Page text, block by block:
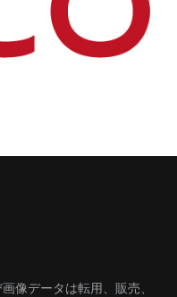
像データは転用、販売、